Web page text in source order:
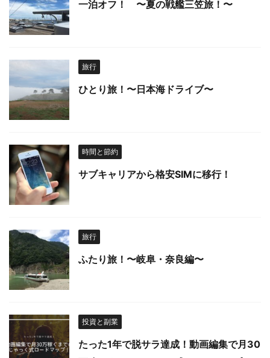
一泊オフ！ 〜夏の戦艦三笠旅！〜
旅行
ひとり旅！〜日本海ドライブ〜
時間と節約
サブキャリアから格安SIMに移行！
旅行
ふたり旅！〜岐阜・奈良編〜
投資と副業
たった1年で脱サラ達成！動画編集で月30